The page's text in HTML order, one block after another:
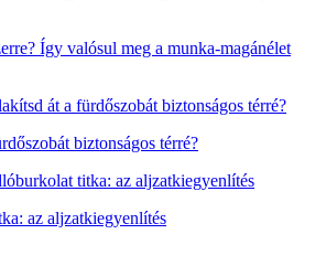
Így valósul meg a munka-magánélet
biztonságos térré?
az aljzatkiegyenlítés